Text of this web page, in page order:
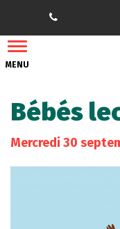
MENU
Bébés
Mercredi 30